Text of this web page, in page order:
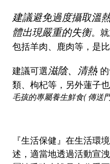
建議避免過度攝取溫
體出現嚴重的失衡。
包括羊肉、鹿肉等，是
建議可選滋陰、清熱
類、枸杞等，另外蓮子
毛孩的專屬養生鮮食( 傳送
『生活保健』在生活環
述，適當地透過活動宣